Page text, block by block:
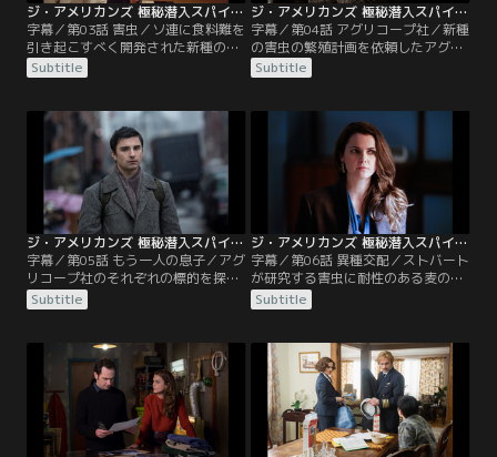
ジ・アメリカンズ 極秘潜入スパイ シーズン5 第03話／字幕
字幕／第03話 害虫／ソ連に食料難を
引き起こすべく開発された新種の害
虫の存在を突き止めたフィリップた
ちは、害虫の繁殖計画を担う研究所
ロフにはCIAの監視がつき、懐柔の
機会をうかがっていた。ユーゴスラ
ビアに到着したミーシャだったが、
米国行きを手引きするはずの男はす
でに逮捕されていた。
Subtitle
ジ・アメリカンズ 極秘潜入スパイ シーズン5 第04話／字幕
字幕／第04話 アグリコープ社／新種
の害虫の繁殖計画を依頼したアグリ
コープ社を探るため、フィリップと
エリザベスはそれぞれの標的に近づ
は自分だと明かし、その事実を隠蔽
することと引き換えに、ブーロフに
接近するCIAを説得してほしいと上
司に頼む。ティム牧師宅の留守を預
かったペイジは彼の日記を盗み見
Subtitle
ジ・アメリカンズ 極秘潜入スパイ シーズン5 第05話／字幕
字幕／第05話 もう一人の息子／アグ
リコープ社のそれぞれの標的を探る
フィリップとエリザベス。そこで害
虫繁殖計画についての驚愕の真実を
ーシャは、父親であるフィリップと
の面会を望むが、時期尚早だとガブ
リエルに諭される。
Subtitle
ジ・アメリカンズ 極秘潜入スパイ シーズン5 第06話／字幕
字幕／第06話 異種交配／ストバート
が研究する害虫に耐性のある麦の情
報を手に入れるため、エリザベスは
彼と親密になる。一方、ガブリエル
たちに告げる。突然の申し出に困惑
する2人だったが、フィリップはガ
ブリエルから、自分の父親が木こり
ではなく、収容所の看守だったと聞
き、自らの半生を振り返る。
Subtitle